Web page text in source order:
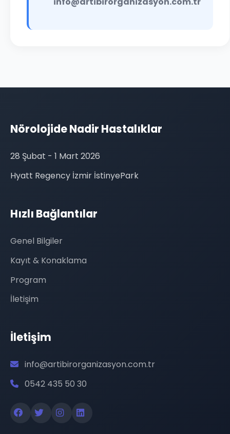
Nörolojide Nadir Hastalıklar
28 Şubat - 1 Mart 2026
Hyatt Regency İzmir İstinyePark
Hızlı Bağlantılar
Genel Bilgiler
Kayıt & Konaklama
Program
İletişim
İletişim
info@artibirorganizasyon.com.tr
0542 435 50 30